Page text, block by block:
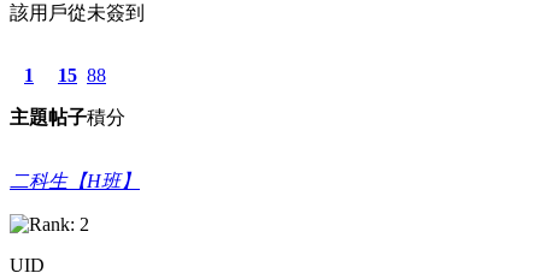
該用戶從未簽到
1
主題
15
帖子
88
積分
二科生【H班】
UID